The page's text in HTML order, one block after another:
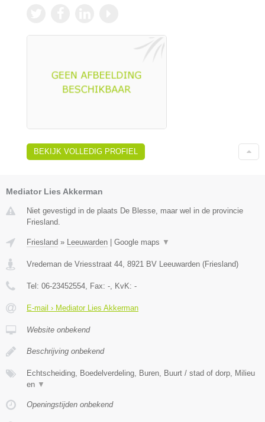
BEKIJK VOLLEDIG PROFIEL
Mediator Lies Akkerman
Niet gevestigd in de plaats De Blesse, maar wel in de provincie
Friesland.
Friesland » Leeuwarden | Google maps ▼
Vredeman de Vriesstraat 44 8921 BV Leeuwarden (Friesland)
Tel: 06-23452554 , Fax: - , KvK: -
E-mail › Mediator Lies Akkerman
Website onbekend
Beschrijving onbekend
Echtscheiding, Boedelverdeling, Buren, Buurt / stad of dorp, Milieu
en ▼
Openingstijden onbekend